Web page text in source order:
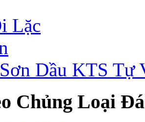
Lặc
Dầu KTS Tự
Chủng Loại Đá